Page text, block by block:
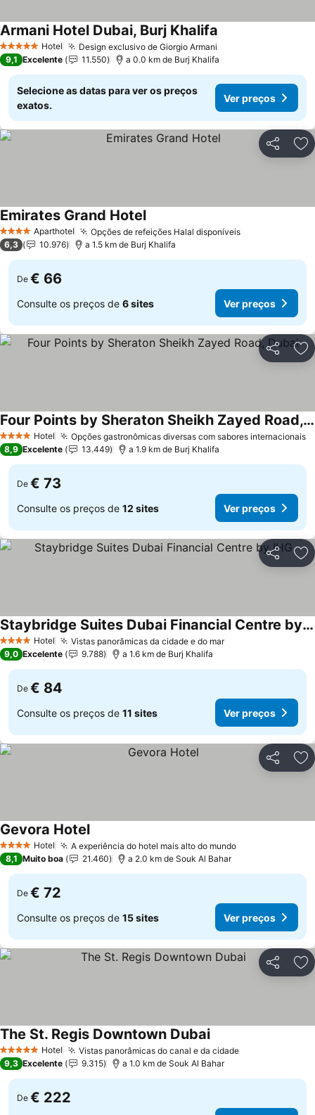
5 Estrelas Hotel Design exclusivo de Giorgio Armani
Armani Hotel Dubai, Burj Khalifa
9,1 Excelente 11.550 a 0.0 km de Burj Khalifa
Selecione as datas para ver os preços
exatos.
Ver preços
Partilhar
4 EstrelasAparthotel Opções de refeições Halal disponíveis
Emirates Grand Hotel
6,3 10.976 a 1.5 km de Burj Khalifa
De € 66
Consulte os preços de 6 sites Ver preços
Partilhar
4 EstrelasHotel Opções gastronômicas diversas com sabores internacionais
Four Points by Sheraton Sheikh Zayed Road, Dubai
8,9 Excelente 13.449 a 1.9 km de Burj Khalifa
De € 73
Consulte os preços de 12 sites Ver preços
Partilhar
4 EstrelasHotel Vistas panorâmicas da cidade e do mar
Staybridge Suites Dubai Financial Centre by IHG
9,0 Excelente 9.788 a 1.6 km de Burj Khalifa
De € 84
Consulte os preços de 11 sites Ver preços
Partilhar
4 EstrelasHotel A experiência do hotel mais alto do mundo
Gevora Hotel
8,1 Muito boa 21.460 a 2.0 km de Souk Al Bahar
De € 72
Consulte os preços de 15 sites Ver preços
Partilhar
5 Estrelas Hotel Vistas panorâmicas do canal e da cidade
The St. Regis Downtown Dubai
9,3 Excelente 9.315 a 1.0 km de Souk Al Bahar
De € 222